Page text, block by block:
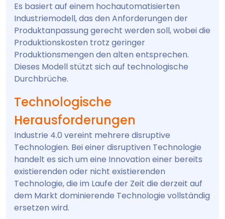
Es basiert auf einem hochautomatisierten
Industriemodell, das den Anforderungen der
Produktanpassung gerecht werden soll, wobei die
Produktionskosten trotz geringer
Produktionsmengen den alten entsprechen.
Dieses Modell stützt sich auf technologische
Durchbrüche.
Technologische
Herausforderungen
Industrie 4.0 vereint mehrere disruptive
Technologien. Bei einer disruptiven Technologie
handelt es sich um eine Innovation einer bereits
existierenden oder nicht existierenden
Technologie, die im Laufe der Zeit die derzeit auf
dem Markt dominierende Technologie vollständig
ersetzen wird.